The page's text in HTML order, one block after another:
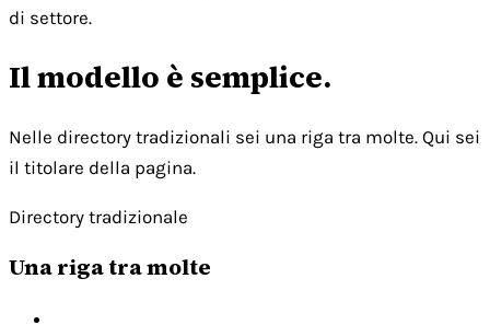
di settore.
Il modello è semplice.
Nelle directory tradizionali sei una riga tra molte. Qui sei
il titolare della pagina.
Directory tradizionale
Una riga tra molte